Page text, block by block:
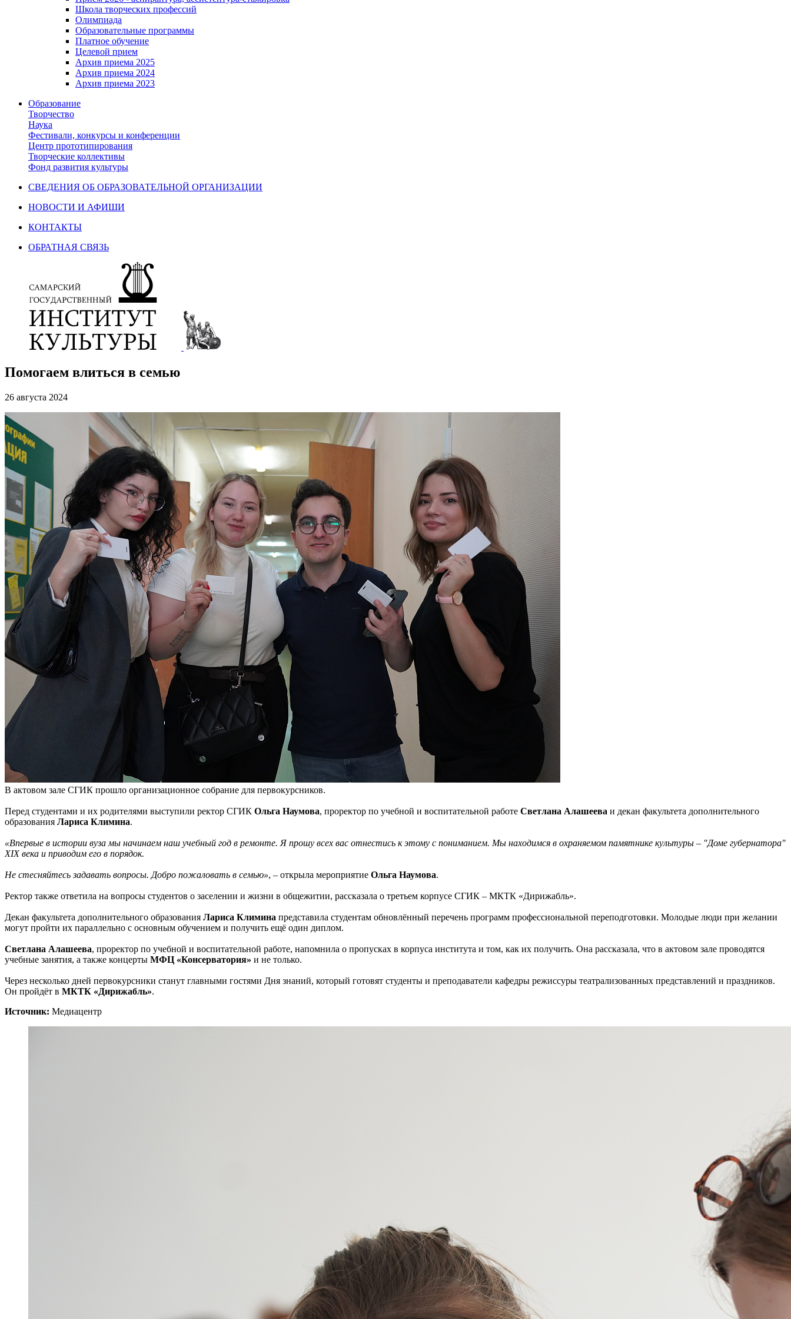
Школа творческих профессий
Олимпиада
Образовательные программы
Платное обучение
Целевой прием
Архив приема 2025
Архив приема 2024
Архив приема 2023
Образование
Творчество
Наука
Фестивали, конкурсы и конференции
Центр прототипирования
Творческие коллективы
Фонд развития культуры
СВЕДЕНИЯ ОБ ОБРАЗОВАТЕЛЬНОЙ ОРГАНИЗАЦИИ
НОВОСТИ И АФИШИ
КОНТАКТЫ
ОБРАТНАЯ СВЯЗЬ
Помогаем влиться в семью
26 августа 2024
В актовом зале СГИК прошло организационное собрание для первокурсников.
Перед студентами и их родителями выступили ректор СГИК Ольга Наумова, проректор по учебной и воспитательной работе Светлана Алашеева и декан факультета дополнительного
образования Лариса Климина.
«Впервые в истории вуза мы начинаем наш учебный год в ремонте. Я прошу всех вас отнестись к этому с пониманием. Мы находимся в охраняемом памятнике культуры – "Доме губернатора"
XIX века и приводим его в порядок.
Не стесняйтесь задавать вопросы. Добро пожаловать в семью», – открыла мероприятие Ольга Наумова.
Ректор также ответила на вопросы студентов о заселении и жизни в общежитии, рассказала о третьем корпусе СГИК – МКТК «Дирижабль».
Декан факультета дополнительного образования Лариса Климина представила студентам обновлённый перечень программ профессиональной переподготовки. Молодые люди при желании
могут пройти их параллельно с основным обучением и получить ещё один диплом.
Светлана Алашеева, проректор по учебной и воспитательной работе, напомнила о пропусках в корпуса института и том, как их получить. Она рассказала, что в актовом зале проводятся
учебные занятия, а также концерты МФЦ «Консерватория» и не только.
Через несколько дней первокурсники станут главными гостями Дня знаний, который готовят студенты и преподаватели кафедры режиссуры театрализованных представлений и праздников.
Он пройдёт в МКТК «Дирижабль».
Источник: Медиацентр